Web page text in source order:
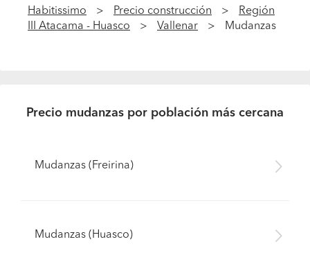
Habitissimo Precio construcción
Región
III Atacama - Huasco
Vallenar Mudanzas
Precio mudanzas por población más cercana
Mudanzas (Freirina)
Mudanzas (Huasco)